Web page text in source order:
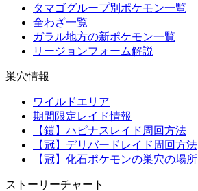
タマゴグループ別ポケモン一覧
全わざ一覧
ガラル地方の新ポケモン一覧
リージョンフォーム解説
巣穴情報
ワイルドエリア
期間限定レイド情報
【鎧】ハピナスレイド周回方法
【冠】デリバードレイド周回方法
【冠】化石ポケモンの巣穴の場所
ストーリーチャート